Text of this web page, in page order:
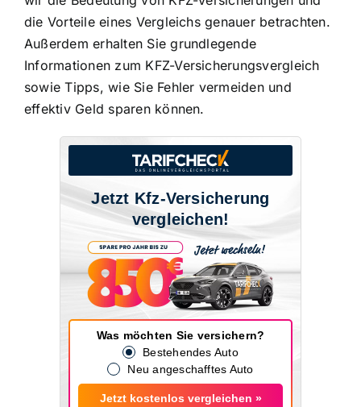
die Vorteile eines Vergleichs genauer betrachten.
Außerdem erhalten Sie grundlegende
Informationen zum KFZ-Versicherungsvergleich
sowie Tipps, wie Sie Fehler vermeiden und
effektiv Geld sparen können.
Jetzt Kfz-Versicherung
vergleichen!
Was möchten Sie versichern?
Bestehendes Auto
Neu angeschafftes Auto
Jetzt kostenlos vergleichen »